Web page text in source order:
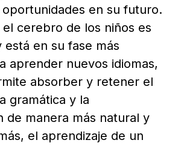
en su futuro.
cerebro de los niños es
está en su fase más
aprender nuevos idiomas,
absorber y retener el
gramática y la
de manera más natural y
el aprendizaje de un